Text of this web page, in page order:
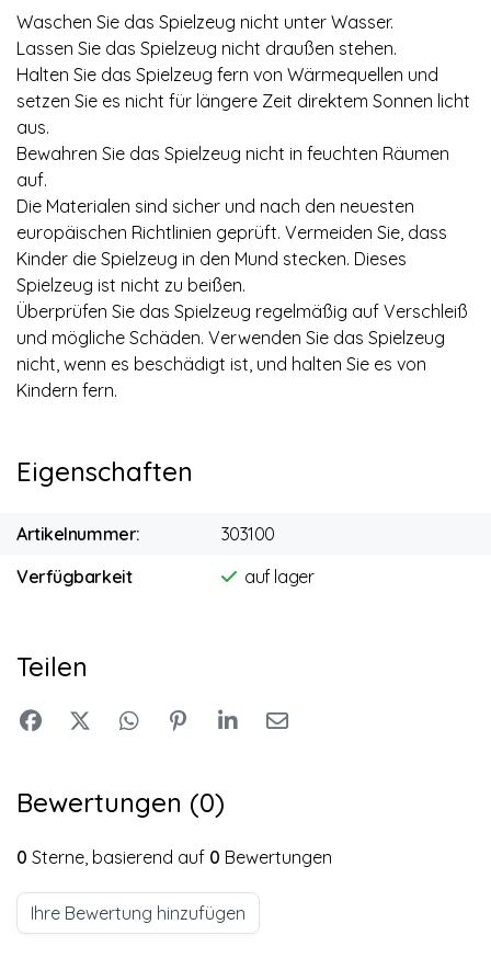
Waschen Sie das Spielzeug nicht unter Wasser.
Lassen Sie das Spielzeug nicht draußen stehen.
Halten Sie das Spielzeug fern von Wärmequellen und
setzen Sie es nicht für längere Zeit direktem Sonnen licht
aus.
Bewahren Sie das Spielzeug nicht in feuchten Räumen
auf.
Die Materialen sind sicher und nach den neuesten
europäischen Richtlinien geprüft. Vermeiden Sie, dass
Kinder die Spielzeug in den Mund stecken. Dieses
Spielzeug ist nicht zu beißen.
Überprüfen Sie das Spielzeug regelmäßig auf Verschleiß
und mögliche Schäden. Verwenden Sie das Spielzeug
nicht, wenn es beschädigt ist, und halten Sie es von
Kindern fern.
Eigenschaften
Artikelnummer:
303100
Verfügbarkeit
auf lager
Teilen
Bewertungen (0)
0 Sterne, basierend auf 0 Bewertungen
Ihre Bewertung hinzufügen